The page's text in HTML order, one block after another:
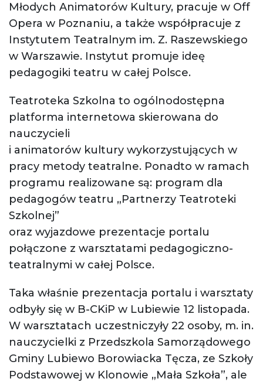
Młodych Animatorów Kultury, pracuje w Off
Opera w Poznaniu, a także współpracuje z
Instytutem Teatralnym im. Z. Raszewskiego
w Warszawie. Instytut promuje ideę
pedagogiki teatru w całej Polsce.
Teatroteka Szkolna to ogólnodostępna
platforma internetowa skierowana do
nauczycieli
i animatorów kultury wykorzystujących w
pracy metody teatralne. Ponadto w ramach
programu realizowane są: program dla
pedagogów teatru „Partnerzy Teatroteki
Szkolnej”
oraz wyjazdowe prezentacje portalu
połączone z warsztatami pedagogiczno-
teatralnymi w całej Polsce.
Taka właśnie prezentacja portalu i warsztaty
odbyły się w B-CKiP w Lubiewie 12 listopada.
W warsztatach uczestniczyły 22 osoby, m. in.
nauczycielki z Przedszkola Samorządowego
Gminy Lubiewo Borowiacka Tęcza, ze Szkoły
Podstawowej w Klonowie „Mała Szkoła”, ale